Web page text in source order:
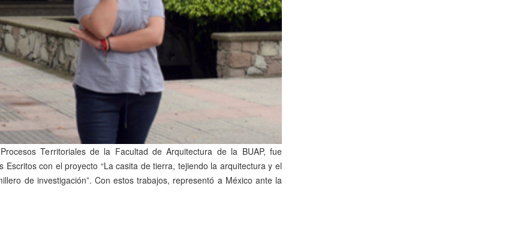
Territoriales de la Facultad de Arquitectura de la BUAP, fue
con el proyecto “La casita de tierra, tejiendo la arquitectura y el
de investigación”. Con estos trabajos, representó a México ante la